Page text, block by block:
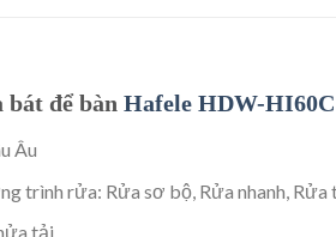
để bàn Hafele HDW-HI60C
Âu
trình rửa: Rửa sơ bộ, Rửa nhanh,
tải